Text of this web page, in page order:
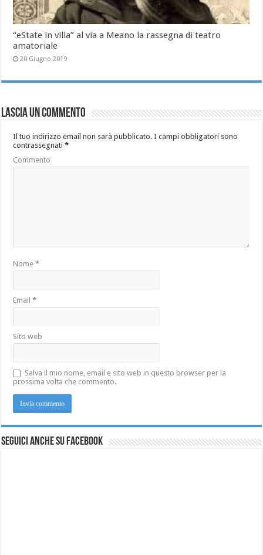
“eState in villa” al via a Meano la rassegna di teatro
amatoriale
20 Giugno 2019
Lascia un commento
Il tuo indirizzo email non sarà pubblicato. I campi obbligatori sono
contrassegnati*
Commento
Nome*
Email*
Sito web
Salva il mio nome, email e sito web in questo browser per la
prossima volta che commento.
Seguici anche su Facebook